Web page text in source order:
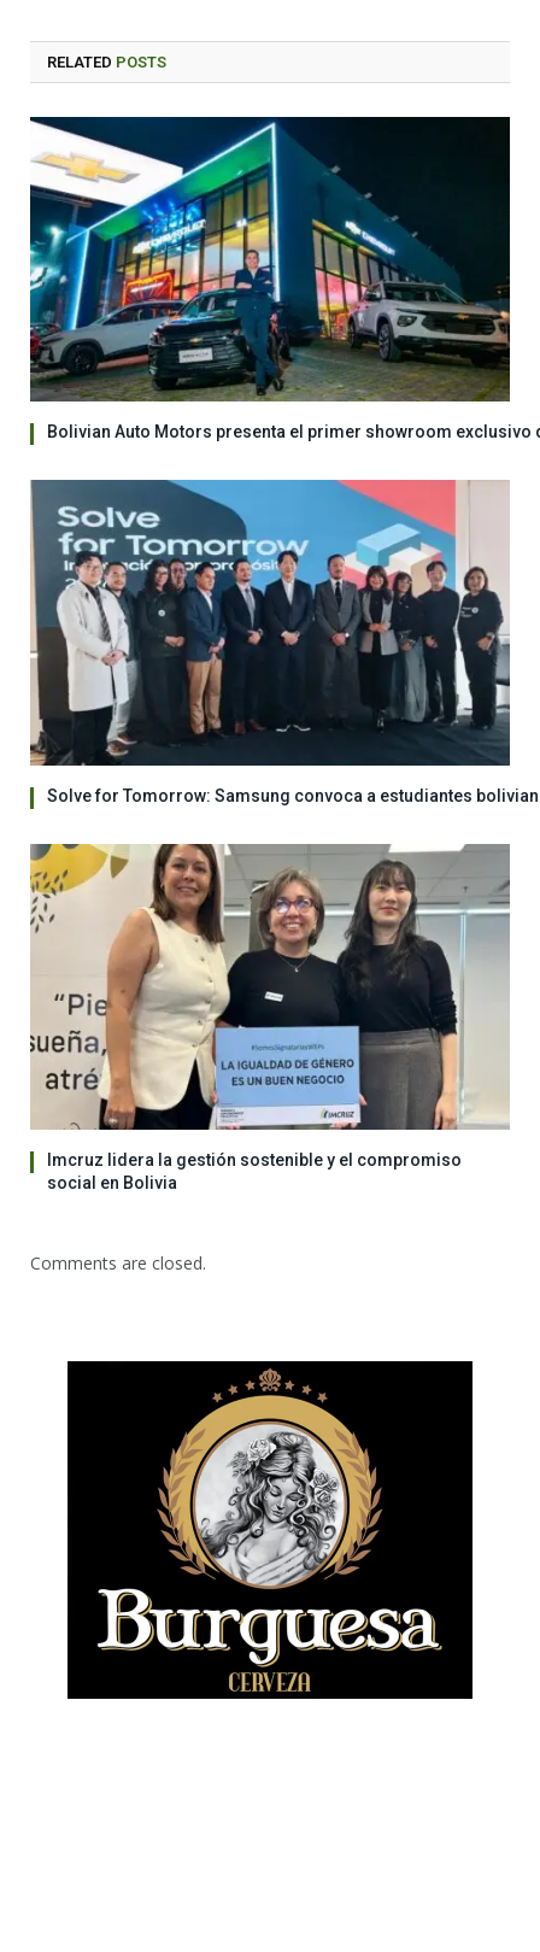
RELATED POSTS
Bolivian Auto Motors presenta el primer showroom
Solve for Tomorrow: Samsung convoca a estudiantes
Imcruz lidera la gestión sostenible y el compromiso
social en Bolivia
Comments are closed.